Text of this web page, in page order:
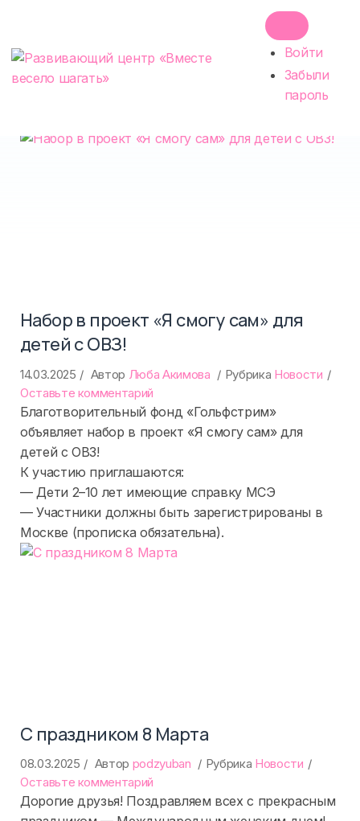
content
MENU
SEARCH
ПРОФИЛЬ
Войти
Забыли
пароль
Новости
Набор в проект «Я смогу сам» для
детей с ОВЗ!
14.03.2025 Автор Люба Акимова Рубрика Новости
Оставьте комментарийon
Набор
в
сам»
для
детей
с
Благотворительный фонд «Гольфстрим»
объявляет набор в проект «Я смогу сам» для
детей с ОВЗ!
К участию приглашаются:
— Дети 2–10 лет имеющие справку МСЭ
— Участники должны быть зарегистрированы в
Москве (прописка обязательна).
С праздником 8 Марта
08.03.2025 Автор podzyuban Рубрика Новости
Оставьте комментарийon
С
Дорогие друзья! Поздравляем всех с прекрасным